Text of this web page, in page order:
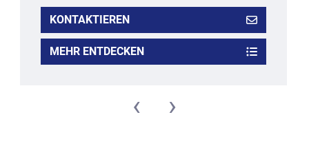
KONTAKTIEREN
MEHR ENTDECKEN
‹ ›